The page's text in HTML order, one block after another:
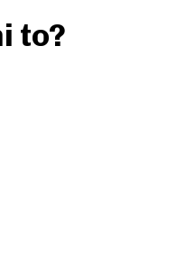
to?